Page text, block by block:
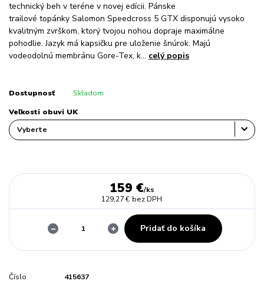
technický beh v teréne v novej edícii. Pánske
trailové topánky Salomon Speedcross 5 GTX disponujú vysoko
kvalitným zvrškom, ktorý tvojou nohou dopraje maximálne
pohodlie. Jazyk má kapsičku pre uloženie šnúrok. Majú
vodeodolnú membránu Gore-Tex, k... celý popis
Dostupnosť Skladom
Veľkosti obuvi UK
159 €/ks
129,27 € bez DPH
Pridať do košíka
Číslo
415637